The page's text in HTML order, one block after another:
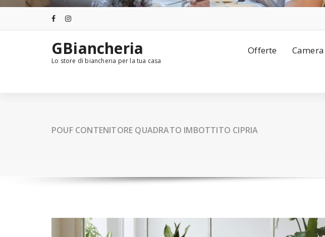
GBiancheria
Lo store di biancheria per la tua casa
Offerte Camera
POUF CONTENITORE QUADRATO IMBOTTITO CIPRIA